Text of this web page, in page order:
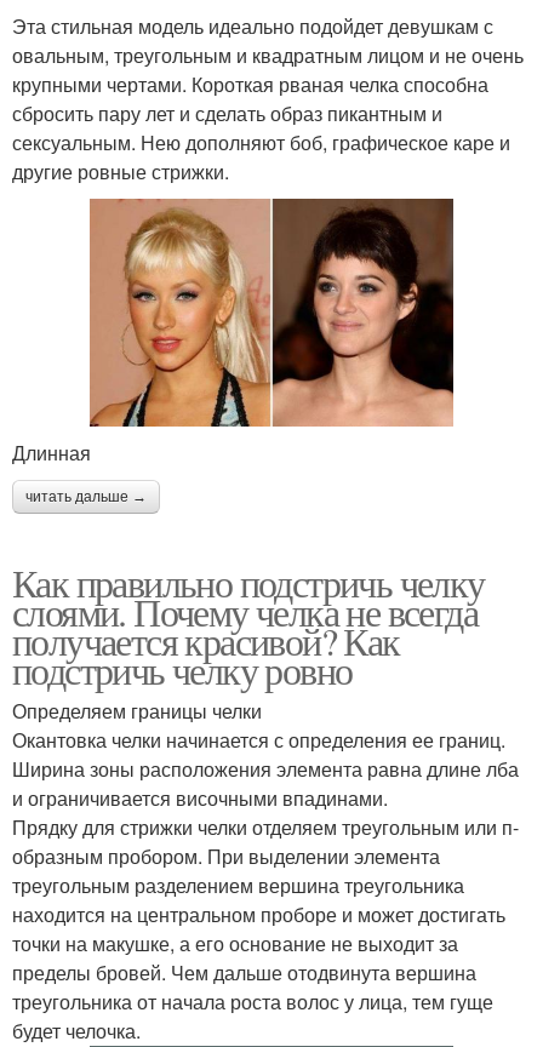
Эта стильная модель идеально подойдет девушкам с
овальным, треугольным и квадратным лицом и не очень
крупными чертами. Короткая рваная челка способна
сбросить пару лет и сделать образ пикантным и
сексуальным. Нею дополняют боб, графическое каре и
другие ровные стрижки.
Длинная
читать дальше →
Как правильно подстричь челку
слоями. Почему челка не всегда
получается красивой? Как
подстричь челку ровно
Определяем границы челки
Окантовка челки начинается с определения ее границ.
Ширина зоны расположения элемента равна длине лба
и ограничивается височными впадинами.
Прядку для стрижки челки отделяем треугольным или п-
образным пробором. При выделении элемента
треугольным разделением вершина треугольника
находится на центральном проборе и может достигать
точки на макушке, а его основание не выходит за
пределы бровей. Чем дальше отодвинута вершина
треугольника от начала роста волос у лица, тем гуще
будет челочка.